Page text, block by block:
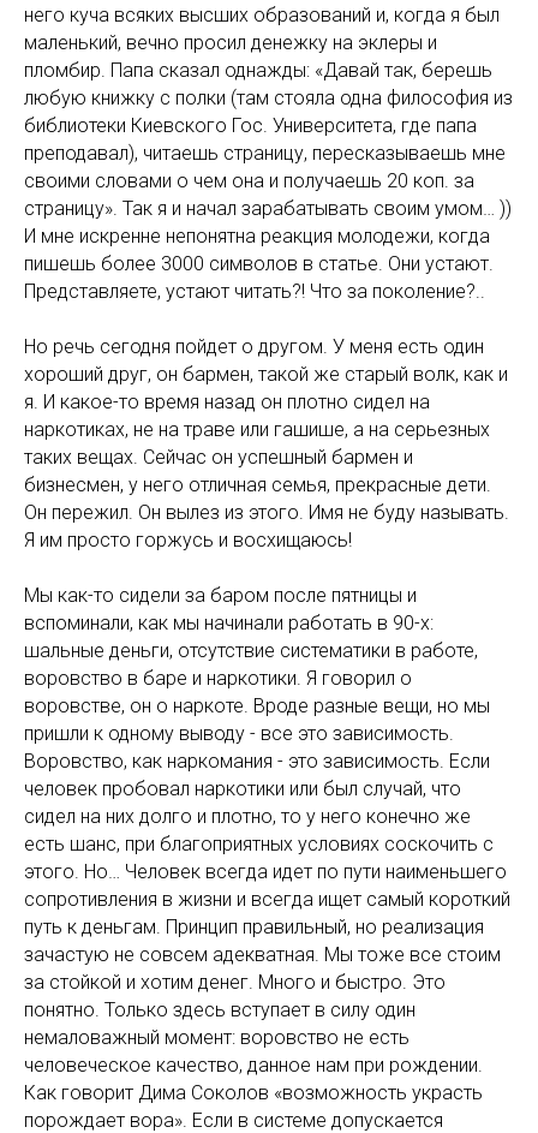
него куча всяких высших образований и, когда я был
маленький, вечно просил денежку на эклеры и
пломбир. Папа сказал однажды: «Давай так, берешь
любую книжку с полки (там стояла одна философия из
библиотеки Киевского Гос. Университета, где папа
преподавал), читаешь страницу, пересказываешь мне
своими словами о чем она и получаешь 20 коп. за
страницу». Так я и начал зарабатывать своим умом… ))
И мне искренне непонятна реакция молодежи, когда
пишешь более 3000 символов в статье. Они устают.
Представляете, устают читать?! Что за поколение?..
Но речь сегодня пойдет о другом. У меня есть один
хороший друг, он бармен, такой же старый волк, как и
я. И какое-то время назад он плотно сидел на
наркотиках, не на траве или гашише, а на серьезных
таких вещах. Сейчас он успешный бармен и
бизнесмен, у него отличная семья, прекрасные дети.
Он пережил. Он вылез из этого. Имя не буду называть.
Я им просто горжусь и восхищаюсь!
Мы как-то сидели за баром после пятницы и
вспоминали, как мы начинали работать в 90-х:
шальные деньги, отсутствие систематики в работе,
воровство в баре и наркотики. Я говорил о
воровстве, он о наркоте. Вроде разные вещи, но мы
пришли к одному выводу - все это зависимость.
Воровство, как наркомания - это зависимость. Если
человек пробовал наркотики или был случай, что
сидел на них долго и плотно, то у него конечно же
есть шанс, при благоприятных условиях соскочить с
этого. Но… Человек всегда идет по пути наименьшего
сопротивления в жизни и всегда ищет самый короткий
путь к деньгам. Принцип правильный, но реализация
зачастую не совсем адекватная. Мы тоже все стоим
за стойкой и хотим денег. Много и быстро. Это
понятно. Только здесь вступает в силу один
немаловажный момент: воровство не есть
человеческое качество, данное нам при рождении.
Как говорит Дима Соколов «возможность украсть
порождает вора». Если в системе допускается